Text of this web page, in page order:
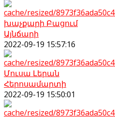
խաչքարի Բացում
Այնճարի
2022-09-19 15:57:16
Մուսա Լերան
Հերոսամարտի
2022-09-19 15:50:01